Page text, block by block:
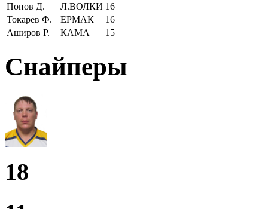
Попов Д.
Л.ВОЛКИ 16
Токарев Ф.
ЕРМАК
16
Аширов Р.
КАМА 15
Снайперы
18